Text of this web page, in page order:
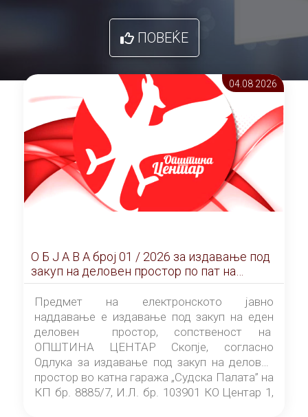
ПОВЕЌЕ
04.08 2026
О Б Ј А В А брoj 01 / 2026 за издавање под
закуп на деловен простор по пат на
ЕЛЕКТРОНСКО ЈАВНО НАДДАВАЊЕ
Предмет на електронското јавно
наддавање е издавање под закуп на еден
деловен простор, сопственост на
ОПШТИНА ЦЕНТАР Скопје, согласно
Одлука за издавање под закуп на деловен
простор во катна гаража „Судска Палата” на
КП бр. 8885/7, И.Л. бр. 103901 КО Центар 1,